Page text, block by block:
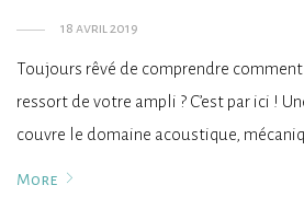
18 avril 2019
Toujours rêvé de comprendre
ressort de votre ampli ? C’est par ici !
couvre le domaine acoustique,
More